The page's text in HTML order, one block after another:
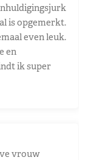
is opgemerkt.
even leuk.
en
ik super
vrouw